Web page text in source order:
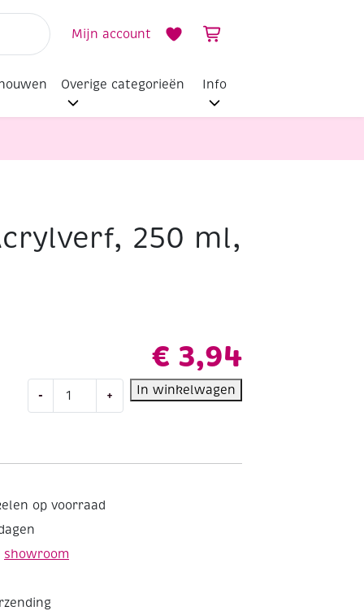
Mijn account
Overige categorieën Info
250 ml,
€ 3,94
-
Acrylverf,
+ In winkelwagen
op voorraad
showroom